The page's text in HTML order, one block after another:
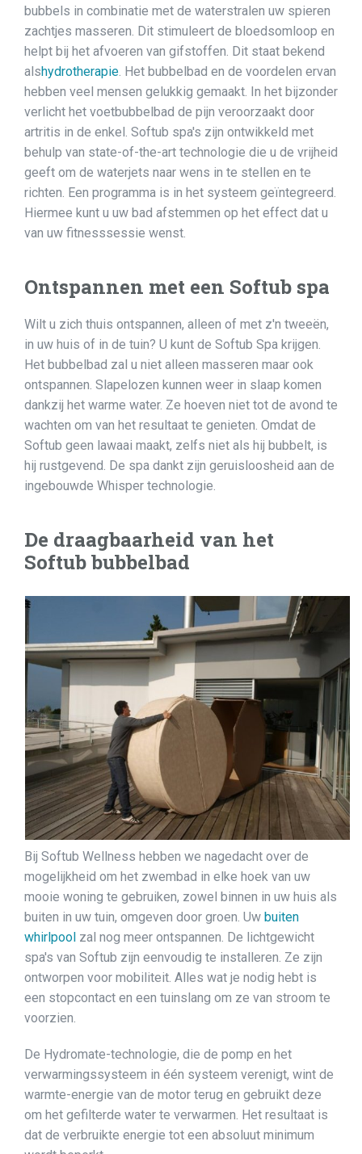
bubbels in combinatie met de waterstralen uw spieren
zachtjes masseren. Dit stimuleert de bloedsomloop en
helpt bij het afvoeren van gifstoffen. Dit staat bekend
alshydrotherapie. Het bubbelbad en de voordelen ervan
hebben veel mensen gelukkig gemaakt. In het bijzonder
verlicht het voetbubbelbad de pijn veroorzaakt door
artritis in de enkel. Softub spa's zijn ontwikkeld met
behulp van state-of-the-art technologie die u de vrijheid
geeft om de waterjets naar wens in te stellen en te
richten. Een programma is in het systeem geïntegreerd.
Hiermee kunt u uw bad afstemmen op het effect dat u
van uw fitnesssessie wenst.
Ontspannen met een Softub spa
Wilt u zich thuis ontspannen, alleen of met z'n tweeën,
in uw huis of in de tuin? U kunt de Softub Spa krijgen.
Het bubbelbad zal u niet alleen masseren maar ook
ontspannen. Slapelozen kunnen weer in slaap komen
dankzij het warme water. Ze hoeven niet tot de avond te
wachten om van het resultaat te genieten. Omdat de
Softub geen lawaai maakt, zelfs niet als hij bubbelt, is
hij rustgevend. De spa dankt zijn geruisloosheid aan de
ingebouwde Whisper technologie.
De draagbaarheid van het
Softub bubbelbad
Bij Softub Wellness hebben we nagedacht over de
mogelijkheid om het zwembad in elke hoek van uw
mooie woning te gebruiken, zowel binnen in uw huis als
buiten in uw tuin, omgeven door groen. Uw buiten
whirlpool zal nog meer ontspannen. De lichtgewicht
spa's van Softub zijn eenvoudig te installeren. Ze zijn
ontworpen voor mobiliteit. Alles wat je nodig hebt is
een stopcontact en een tuinslang om ze van stroom te
voorzien.
De Hydromate-technologie, die de pomp en het
verwarmingssysteem in één systeem verenigt, wint de
warmte-energie van de motor terug en gebruikt deze
om het gefilterde water te verwarmen. Het resultaat is
dat de verbruikte energie tot een absoluut minimum